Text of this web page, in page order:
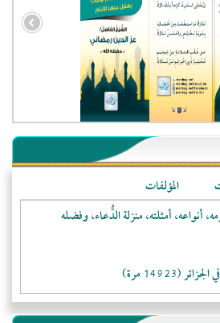
المؤلفات
أنواعه، أمثلته، منزلة الدُّعاء، وفضله
(14923 مرة)
مرة)